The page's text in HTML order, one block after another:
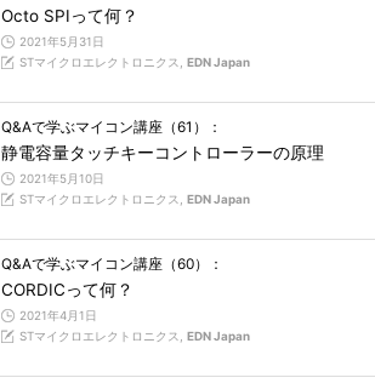
Octo SPIって何？
2021年5月31日
STマイクロエレクトロニクス, EDN Japan
Q&Aで学ぶマイコン講座（61）：
静電容量タッチキーコントローラーの原理
2021年5月10日
STマイクロエレクトロニクス, EDN Japan
Q&Aで学ぶマイコン講座（60）：
CORDICって何？
2021年4月1日
STマイクロエレクトロニクス, EDN Japan